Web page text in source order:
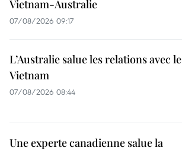
Vietnam-Australie
07/08/2026 09:17
L’Australie salue les relations avec le
Vietnam
07/08/2026 08:44
Une experte canadienne salue la